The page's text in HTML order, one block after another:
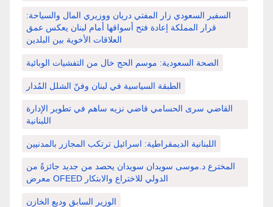
السفير السعودي زار المفتي دريان ووزيري المال والسياحة:
قرار المملكة إعادة فتح أسواقها أمام لبنان يعكس عمق
العلاقات الأخوية بين البلدين
الصحة السعودية: موسم الحج خال من التفشيات الوبائية
الطبقة السياسية في لبنان وفنّ الشلل المُدار
القاضي سرى الحسامي قاضي نزيه ساهم في تطوير الإدارة
اللبنانية
اللبنانية الديمقراطية: اسرائيل ترتكب المجازر بالمدنيين
المخترع د.موسى سويدان سويدان يحصد من جديد جائزةً من
معرض OFEED الدولي للاختراع والابتكار
الوزير السابق وديع الخازن